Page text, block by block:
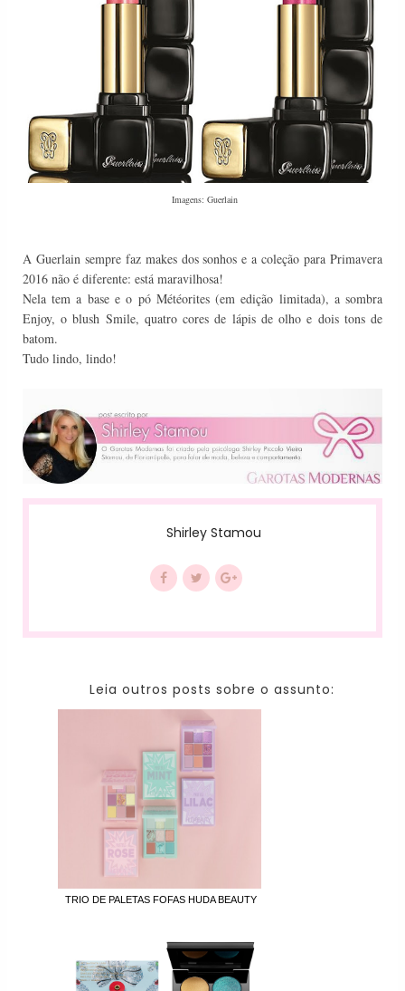
Imagens: Guerlain
A Guerlain sempre faz makes dos sonhos e a coleção para Primavera
2016 não é diferente: está maravilhosa!
Nela tem a base e o pó Météorites (em edição limitada), a sombra
Enjoy, o blush Smile, quatro cores de lápis de olho e dois tons de
batom.
Tudo lindo, lindo!
Shirley Stamou
Leia outros posts sobre o assunto:
TRIO DE PALETAS FOFAS HUDA BEAUTY